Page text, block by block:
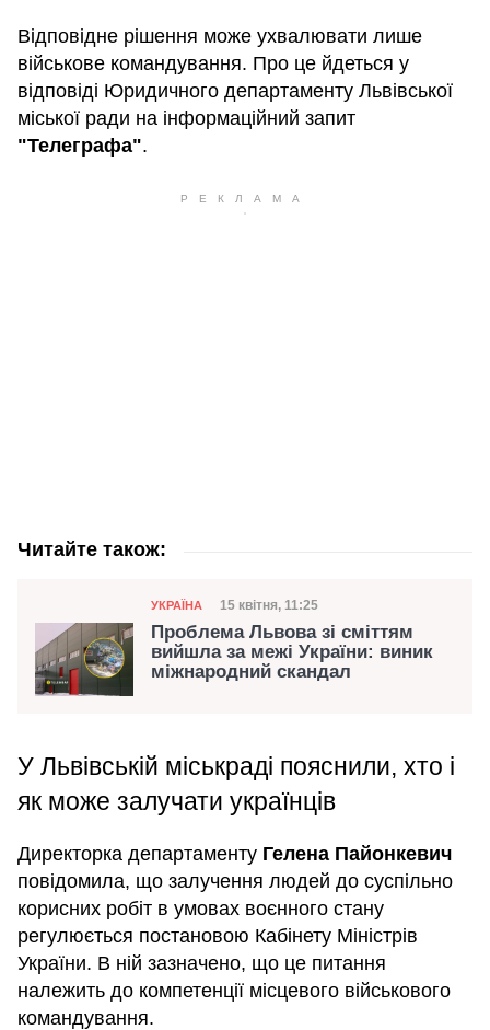
Відповідне рішення може ухвалювати лише
військове командування. Про це йдеться у
відповіді Юридичного департаменту Львівської
міської ради на інформаційний запит
"Телеграфа".
Читайте також:
Категорія
УКРАЇНА Дата публікації
15 квітня, 11:25
Проблема Львова зі сміттям
вийшла за межі України: виник
міжнародний скандал
У Львівській міськраді пояснили, хто і
як може залучати українців
Директорка департаменту Гелена Пайонкевич
повідомила, що залучення людей до суспільно
корисних робіт в умовах воєнного стану
регулюється постановою Кабінету Міністрів
України. В ній зазначено, що це питання
належить до компетенції місцевого військового
командування.